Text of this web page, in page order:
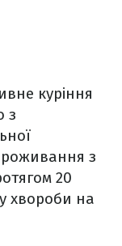
куріння
з
з
20
хвороби на